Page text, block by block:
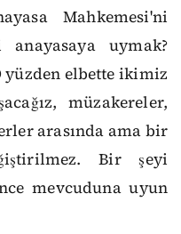
Mahkemesi'ni
uymak?
yüzden elbette ikimiz
müzakereler,
arasında ama bir
Bir şeyi
mevcuduna uyun